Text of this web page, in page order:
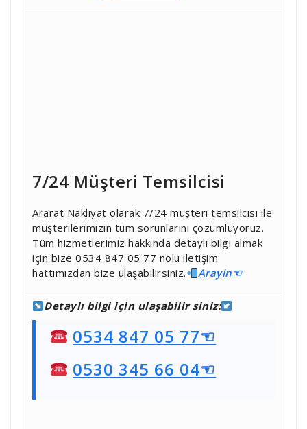
7/24 Müşteri Temsilcisi
Ararat Nakliyat olarak 7/24 müşteri temsilcisi ile
müşterilerimizin tüm sorunlarını çözümlüyoruz.
Tüm hizmetlerimiz hakkında detaylı bilgi almak
için bize 0534 847 05 77 nolu iletişim
hattımızdan bize ulaşabilirsiniz.
Arayin☜
Detaylı bilgi için ulaşabilir siniz:
0534 847 05 77☜
0530 345 66 04☜